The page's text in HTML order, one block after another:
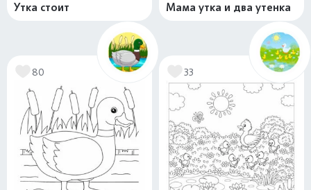
Утка стоит Мама утка и два утенка
80 33